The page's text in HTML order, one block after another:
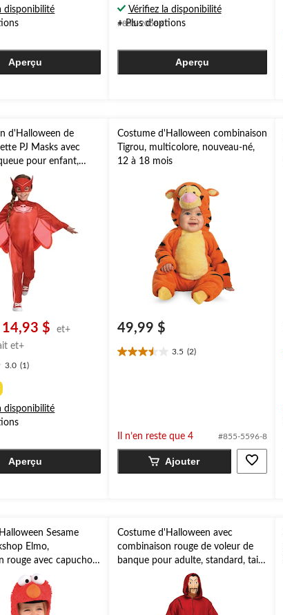
disponibilité
Aperçu
étoile(s)
sur
Vérifiez la disponibilité
#855-2058X
+ Plus d'options
Aperçu
d'Halloween de
PJ Masks avec
pour enfant,
14,93 $
et+
et+prix
29,99 $
3.0 (1)
disponibilité
Aperçu
Costume d'Halloween combinaison
Tigrou, multicolore, nouveau-né,
12 à 18 mois
49,99 $
3.5 (2)
3.5
Il n’en reste que 4 #855-5596-8
Ajouter
Sesame
Elmo,
rouge avec capuchon,
tailles variées
Costume d'Halloween avec
combinaison rouge de voleur de
banque pour adulte, standard, taille